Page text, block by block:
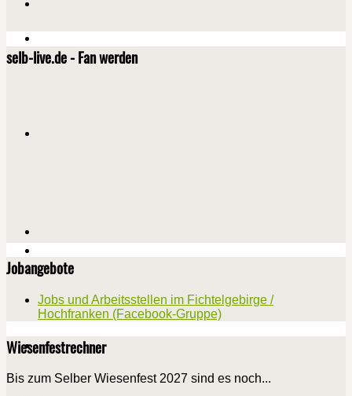
selb-live.de - Fan werden
Jobangebote
Jobs und Arbeitsstellen im Fichtelgebirge /
Hochfranken (Facebook-Gruppe)
Wiesenfestrechner
Bis zum Selber Wiesenfest 2027 sind es noch...